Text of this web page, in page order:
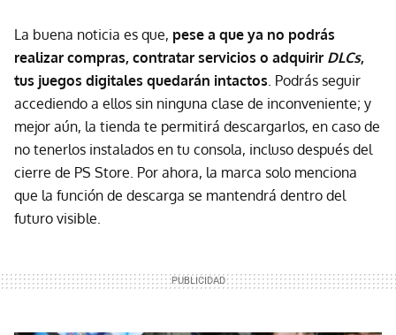
La buena noticia es que, pese a que ya no podrás
realizar compras, contratar servicios o adquirir DLCs,
tus juegos digitales quedarán intactos . Podrás seguir
accediendo a ellos sin ninguna clase de inconveniente; y
mejor aún, la tienda te permitirá descargarlos, en caso de
no tenerlos instalados en tu consola, incluso después del
cierre de PS Store. Por ahora, la marca solo menciona
que la función de descarga se mantendrá dentro del
futuro visible.